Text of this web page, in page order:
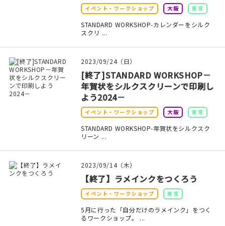
印刷見本
シルクスクリーン
無地素材
文房具
イベント・ワークショップ 大阪 東京
STANDARD WORKSHOP-カレンダーをシルク
スクリ ...
2023/09/24（日）
[終了]STANDARD WORKSHOP－
年賀状をシルクスクリーンで印刷し
よう2024－
イベント・ワークショップ 大阪 東京
STANDARD WORKSHOP-年賀状をシルクスク
リーン ...
2023/09/14（木）
【終了】ラメインクをつくろう
イベント・ワークショップ 東京
5月に行った「自分だけのラメインク」をつく
るワークショップ。 ...